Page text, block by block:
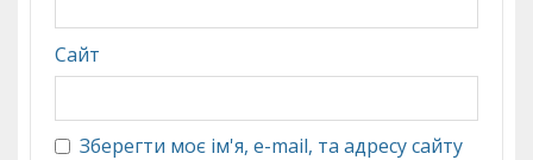
Сайт
Зберегти моє ім'я, e-mail, та адресу сайту